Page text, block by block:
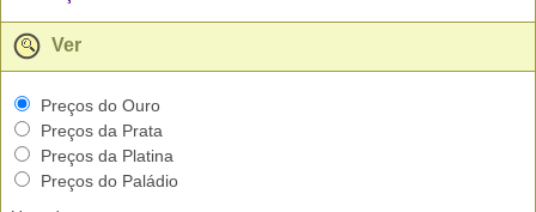
Ver
Preços do Ouro
Preços da Prata
Preços da Platina
Preços do Paládio